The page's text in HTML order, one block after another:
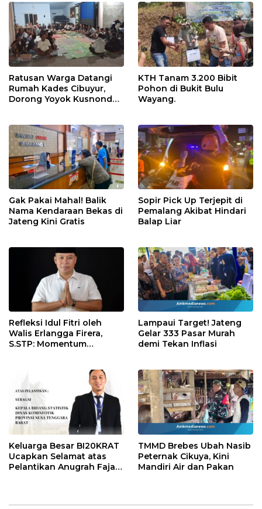
Ratusan Warga Datangi
Rumah Kades Cibuyur,
Dorong Yoyok Kusnondo
KTH Tanam 3.200 Bibit
Pohon di Bukit Bulu
Wayang.
Gak Pakai Mahal! Balik
Nama Kendaraan Bekas di
Jateng Kini Gratis
Sopir Pick Up Terjepit di
Pemalang Akibat Hindari
Balap Liar
Refleksi Idul Fitri oleh
Walis Erlangga Firera,
S.STP: Momentum
Lampaui Target! Jateng
Gelar 333 Pasar Murah
demi Tekan Inflasi
Keluarga Besar BI20KRAT
Ucapkan Selamat atas
Pelantikan Anugrah Fajar
TMMD Brebes Ubah Nasib
Peternak Cikuya, Kini
Mandiri Air dan Pakan